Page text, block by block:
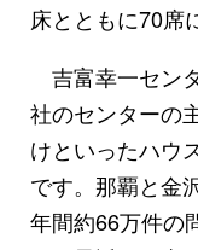
床とともに70席
吉富幸一セン
社のセンターの
けといったハウ
です。那覇と金
年間約66万件の